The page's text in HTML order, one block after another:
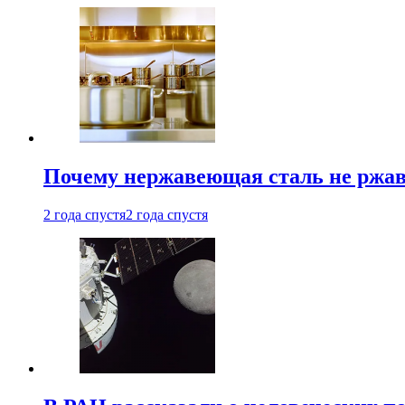
Почему нержавеющая сталь не
2 года спустя2 года спустя